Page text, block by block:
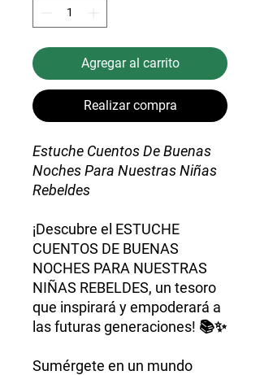
Agregar al carrito
Realizar compra
Estuche Cuentos De Buenas
Noches Para Nuestras Niñas
Rebeldes
¡Descubre el ESTUCHE
CUENTOS DE BUENAS
NOCHES PARA NUESTRAS
NIÑAS REBELDES, un tesoro
que inspirará y empoderará a
las futuras generaciones! 📚✨
Sumérgete en un mundo